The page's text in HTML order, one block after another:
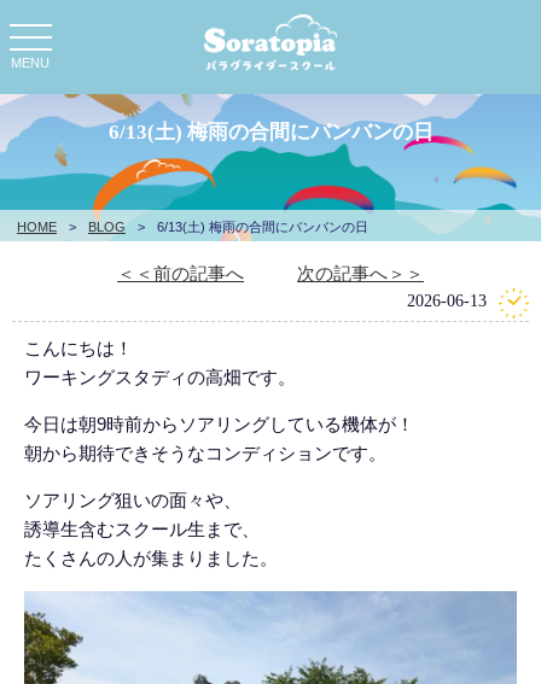
toggle
navigation
MENU
HOME > BLOG > 6/13(土) 梅雨の合間にバンバンの日
6/13(土) 梅雨の合間にバンバンの日
＜＜前の記事へ 次の記事へ＞＞
2026-06-13
こんにちは！
ワーキングスタディの高畑です。
今日は朝9時前からソアリングしている機体が！
朝から期待できそうなコンディションです。
ソアリング狙いの面々や、
誘導生含むスクール生まで、
たくさんの人が集まりました。